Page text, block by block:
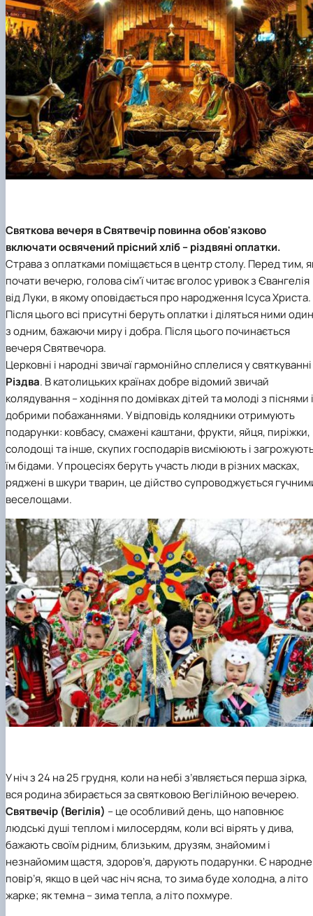
Святкова вечеря в Святвечір повинна обов'язково
включати освячений прісний хліб – різдвяні оплатки.
Страва з оплатками поміщається в центр столу. Перед тим,
почати вечерю, голова сім'ї читає вголос уривок з Євангелія
від Луки, в якому оповідається про народження Ісуса Христа.
Після цього всі присутні беруть оплатки і діляться ними один
з одним, бажаючи миру і добра. Після цього починається
вечеря Святвечора.
Церковні і народні звичаї гармонійно сплелися у святкуванні
Різдва. В католицьких країнах добре відомий звичай
колядування – ходіння по домівках дітей та молоді з піснями і
добрими побажаннями. У відповідь колядники отримують
подарунки: ковбасу, смажені каштани, фрукти, яйця, пиріжки,
солодощі та інше, скупих господарів висміюють і
їм бідами. У процесіях беруть участь люди в різних масках,
ряджені в шкури тварин, це дійство супроводжується
веселощами.
У ніч з 24 на 25 грудня, коли на небі з’являється перша зірка,
вся родина збирається за святковою Вегілійною вечерею.
Святвечір (Вегілія) – це особливий день, що наповнює
людські душі теплом і милосердям, коли всі вірять у дива,
бажають своїм рідним, близьким, друзям, знайомим і
незнайомим щастя, здоров’я, дарують подарунки. Є народне
повір’я, якщо в цей час ніч ясна, то зима буде холодна, а літо
жарке; як темна – зима тепла, а літо похмуре.